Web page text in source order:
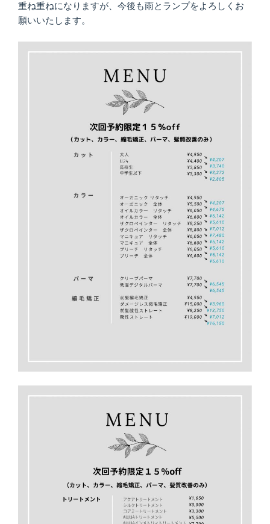
重ね重ねになりますが、今後も雨とランプをよろしくお
願いいたします。